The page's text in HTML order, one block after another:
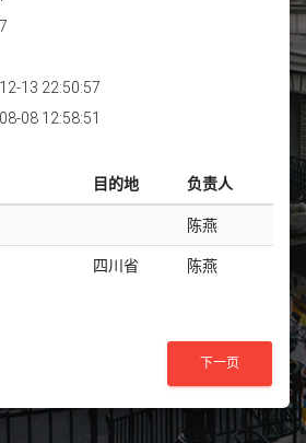
13 22:50:57
08 12:58:51
目的地 负责人
陈燕
四川省 陈燕